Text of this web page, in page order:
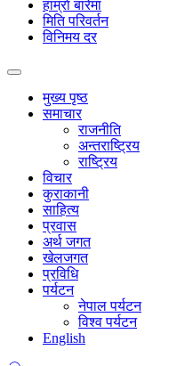
हाम्राे बारेमा
मिति परिवर्तन
विनिमय दर
मुख्य पृष्ठ
समाचार
राजनीति
अन्तराष्ट्रिय
राष्ट्रिय
विचार
कुराकानी
साहित्य
प्रवास
अर्थ जगत
खेलजगत
प्रविधि
पर्यटन
नेपाल पर्यटन
विश्व पर्यटन
English